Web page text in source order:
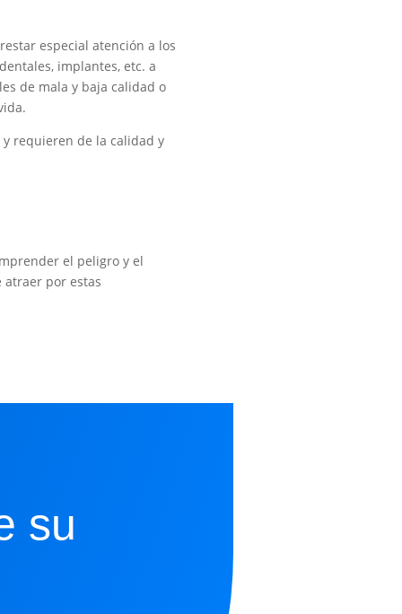
especial atención a los
implantes, etc. a
de mala y baja calidad o
requieren de la calidad y
el peligro y el
atraer por estas
su